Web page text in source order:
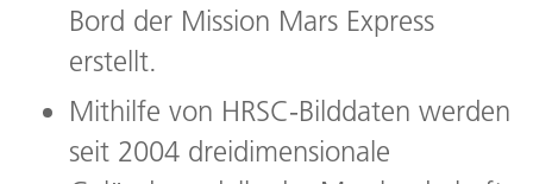
Bord der Mission Mars Express
erstellt.
Mithilfe von HRSC-Bilddaten werden
seit 2004 dreidimensionale